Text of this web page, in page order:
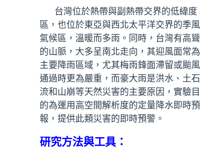
台灣位於熱帶與副熱帶交界的低緯度
區，也位於東亞與西北太平洋交界的季風
氣候區，溫暖而多雨。同時，台灣有高聳
的山脈，大多呈南北走向，其迎風面常為
主要降雨區域，尤其梅雨鋒面滯留或颱風
通過時更為嚴重，而豪大雨是洪水、土石
流和山崩等天然災害的主要原因，實驗目
的為運用高空間解析度的定量降水即時預
報，提供此類災害的即時預警。
研究方法與工具：